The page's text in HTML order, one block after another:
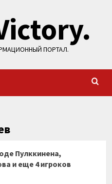
ПОРТАЛ.
Пулккинена,
и еще 4 игроков